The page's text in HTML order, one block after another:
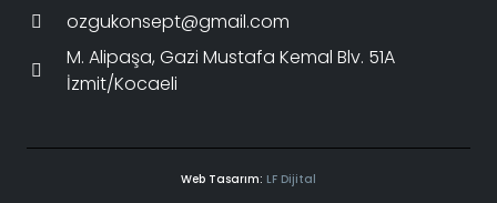
ozgukonsept@gmail.com
M. Alipaşa, Gazi Mustafa Kemal Blv. 51A
İzmit/Kocaeli
Web Tasarım: LF Dijital